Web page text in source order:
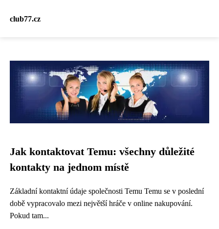
club77.cz
Jak kontaktovat Temu: všechny důležité
kontakty na jednom místě
Základní kontaktní údaje společnosti Temu Temu se v poslední
době vypracovalo mezi největší hráče v online nakupování.
Pokud tam...